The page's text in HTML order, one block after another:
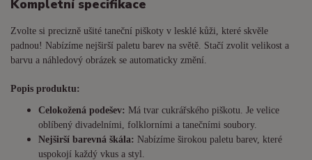
Kompletní specifikace
Zvolte si precizně ušité taneční piškoty v lesklé kůži, které skvěle
padnou! Nabízíme nejširší paletu barev na světě. Stačí zvolit velikost a
barvu a náhledový obrázek se automaticky změní.
Popis produktu:
Celokožená podešev: Má tvar cukrářského piškotu. Je velice
oblíbený divadelními, folklorními a tanečními soubory.
Nejširší barevná škála: Nabízíme širokou paletu barev, které
uspokojí každý vkus a styl.